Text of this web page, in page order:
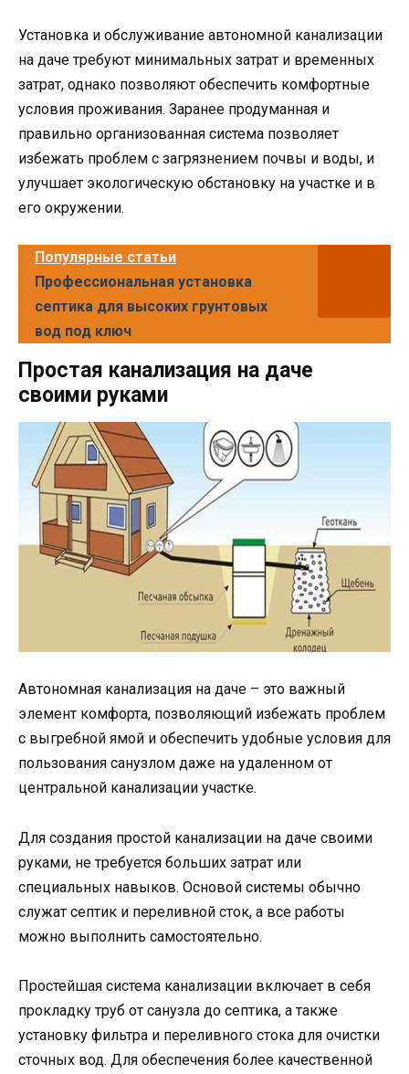
Установка и обслуживание автономной канализации
на даче требуют минимальных затрат и временных
затрат, однако позволяют обеспечить комфортные
условия проживания. Заранее продуманная и
правильно организованная система позволяет
избежать проблем с загрязнением почвы и воды, и
улучшает экологическую обстановку на участке и в
его окружении.
Популярные статьи
Профессиональная установка
септика для высоких грунтовых
вод под ключ
Простая канализация на даче
своими руками
Автономная канализация на даче – это важный
элемент комфорта, позволяющий избежать проблем
с выгребной ямой и обеспечить удобные условия для
пользования санузлом даже на удаленном от
центральной канализации участке.
Для создания простой канализации на даче своими
руками, не требуется больших затрат или
специальных навыков. Основой системы обычно
служат септик и переливной сток, а все работы
можно выполнить самостоятельно.
Простейшая система канализации включает в себя
прокладку труб от санузла до септика, а также
установку фильтра и переливного стока для очистки
сточных вод. Для обеспечения более качественной